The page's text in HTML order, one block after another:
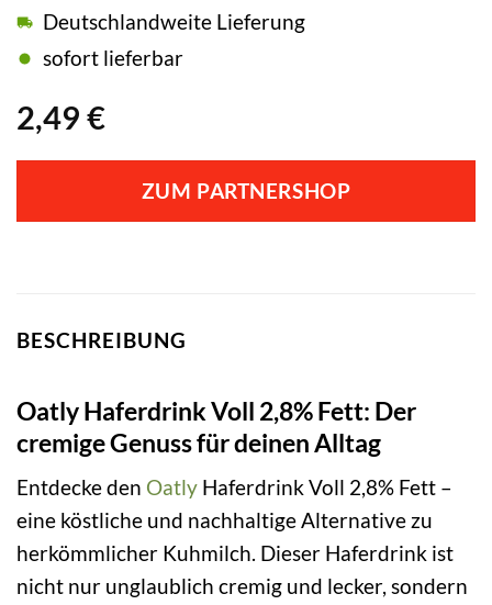
2,49 €
Deutschlandweite Lieferung
sofort lieferbar
ZUM PARTNERSHOP
BESCHREIBUNG
Oatly Haferdrink Voll 2,8% Fett: Der
cremige Genuss für deinen Alltag
Entdecke den Oatly Haferdrink Voll 2,8% Fett –
eine köstliche und nachhaltige Alternative zu
herkömmlicher Kuhmilch. Dieser Haferdrink ist
nicht nur unglaublich cremig und lecker, sondern